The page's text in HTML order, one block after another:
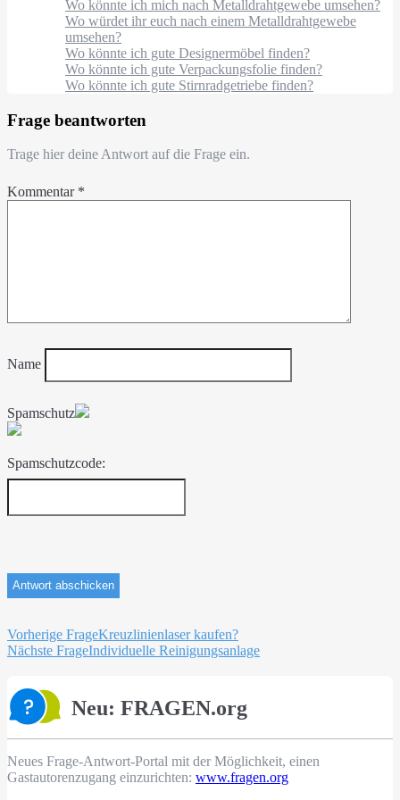
Wo könnte ich mich nach Metalldrahtgewebe umsehen?
Wo würdet ihr euch nach einem Metalldrahtgewebe
umsehen?
Wo könnte ich gute Designermöbel finden?
Wo könnte ich gute Verpackungsfolie finden?
Wo könnte ich gute Stirnradgetriebe finden?
Frage beantworten
Trage hier deine Antwort auf die Frage ein.
Kommentar *
Name
Spamschutz
Spamschutzcode:
Beitragsnavigation
Vorherige FrageKreuzlinienlaser kaufen?
Nächste FrageIndividuelle Reinigungsanlage
Neu: FRAGEN.org
Neues Frage-Antwort-Portal mit der Möglichkeit, einen
Gastautorenzugang einzurichten: www.fragen.org